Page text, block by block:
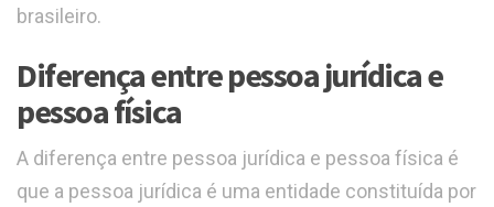
brasileiro.
Diferença entre pessoa jurídica e
pessoa física
A diferença entre pessoa jurídica e pessoa física é
que a pessoa jurídica é uma entidade constituída por